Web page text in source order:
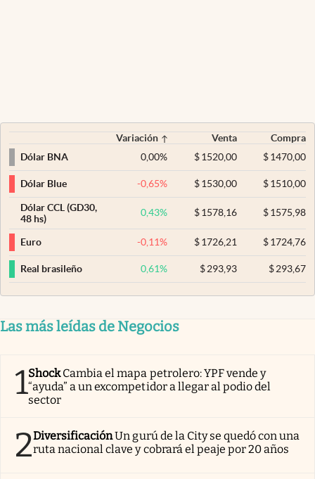
Variación Venta
Compra
Dólar BNA
0,00% $ 1520,00 $1470,00
Dólar Blue -0,65% $ 1530,00 $1510,00
Dólar CCL (GD30,
48 hs)
0,43% $ 1578,16 $1575,98
Euro -0,11% $ 1726,21 $1724,76
Real brasileño 0,61% $ 293,93 $293,67
Las más leídas de Negocios
1Shock Cambia el mapa petrolero: YPF vende y
“ayuda” a un excompetidor a llegar al podio del
sector
2DiversificaciónUn gurú de la City se quedó con una
ruta nacional clave y cobrará el peaje por 20 años